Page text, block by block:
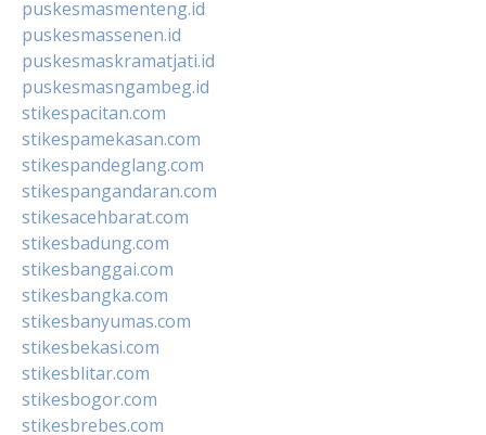
puskesmasmenteng.id
puskesmassenen.id
puskesmaskramatjati.id
puskesmasngambeg.id
stikespacitan.com
stikespamekasan.com
stikespandeglang.com
stikespangandaran.com
stikesacehbarat.com
stikesbadung.com
stikesbanggai.com
stikesbangka.com
stikesbanyumas.com
stikesbekasi.com
stikesblitar.com
stikesbogor.com
stikesbrebes.com